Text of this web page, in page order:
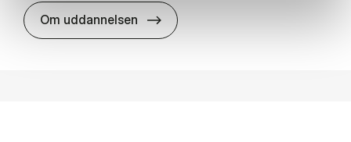
Om uddannelsen HA(it.) - erhvervs­økonomi og